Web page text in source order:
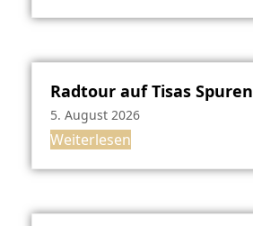
Radtour auf Tisas Spuren
5. August 2026
Weiterlesen